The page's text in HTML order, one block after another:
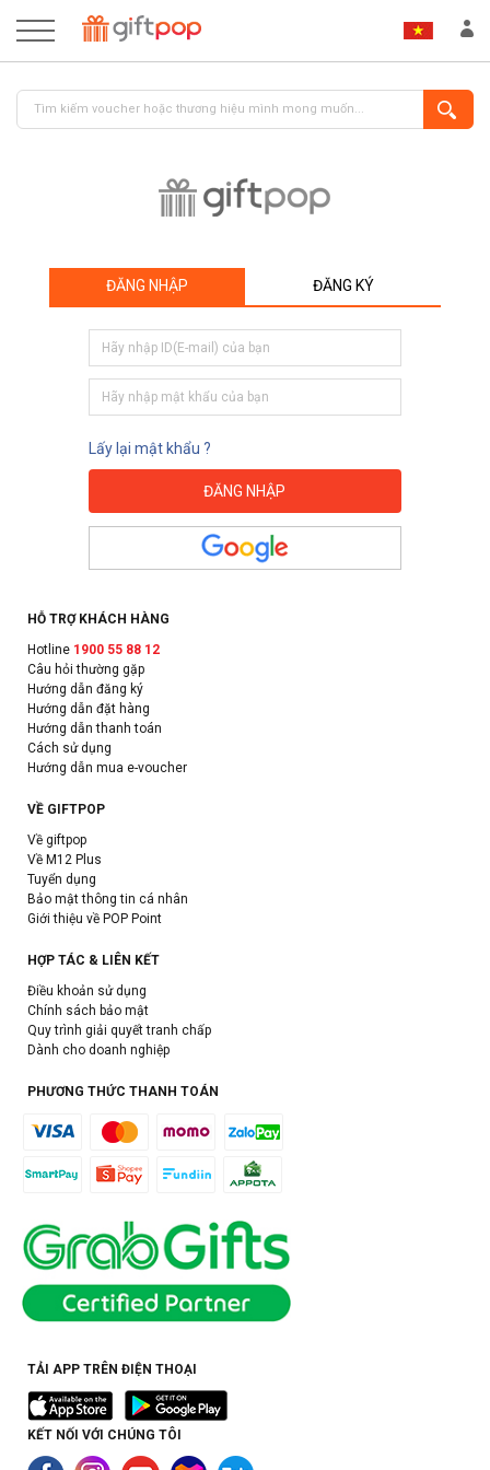
ĐĂNG NHẬP ĐĂNG KÝ
Lấy lại mật khẩu ?
HỖ TRỢ KHÁCH HÀNG
Hotline 1900 55 88 12
Câu hỏi thường gặp
Hướng dẫn đăng ký
Hướng dẫn đặt hàng
Hướng dẫn thanh toán
Cách sử dụng
Hướng dẫn mua e-voucher
VỀ GIFTPOP
Về giftpop
Về M12 Plus
Tuyển dụng
Bảo mật thông tin cá nhân
Giới thiệu về POP Point
HỢP TÁC & LIÊN KẾT
Điều khoản sử dụng
Chính sách bảo mật
Quy trình giải quyết tranh chấp
Dành cho doanh nghiệp
PHƯƠNG THỨC THANH TOÁN
TẢI APP TRÊN ĐIỆN THOẠI
KẾT NỐI VỚI CHÚNG TÔI